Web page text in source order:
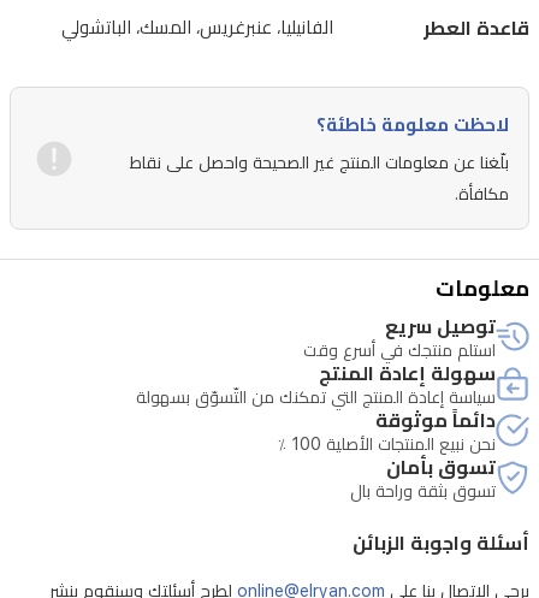
عن
مزيج
متطور
من
الياسمين
والورد
وخشب
البتولا
المدخن،
مما
يؤدي
إلى
دافئة
وطويلة
قاعدة العطر الفانيليا، عنبرغريس، المسك، الباتشولي
لاحظت معلومة خاطئة؟
بلّغنا عن معلومات المنتج غير الصحيحة واحصل على نقاط
مكافأة.
معلومات
توصيل سريع
استلم منتجك في أسرع وقت
سهولة إعادة المنتج
سياسة إعادة المنتج التي تمكنك من التّسوّق بسهولة
دائماً موثوقة
نحن نبيع المنتجات الأصلية 100 ٪
تسوق بأمان
تسوق بثقة وراحة بال
أسئلة واجوبة الزبائن
يرجى الاتصال بنا على online@elryan.com لطرح أسئلتك وسنقوم بنشر